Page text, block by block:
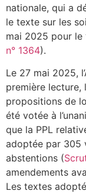
nationale, qui a
le texte sur les
mai 2025 pour
n° 1364).
Le 27 mai 2025,
première lecture,
propositions de
été votée à
que la PPL
adoptée par 305
abstentions (
amendements
Les textes